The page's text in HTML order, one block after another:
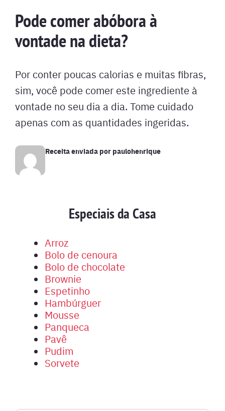
Pode comer abóbora à
vontade na dieta?
Por conter poucas calorias e muitas fibras,
sim, você pode comer este ingrediente à
vontade no seu dia a dia. Tome cuidado
apenas com as quantidades ingeridas.
Receita enviada por paulohenrique
Especiais da Casa
Arroz
Bolo de cenoura
Bolo de chocolate
Brownie
Espetinho
Hambúrguer
Mousse
Panqueca
Pavê
Pudim
Sorvete